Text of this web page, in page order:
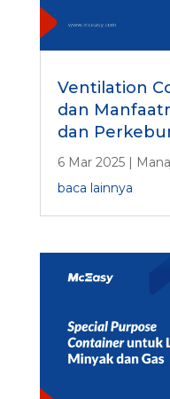
Ventilation
dan
dan
6 Mar 2025|
baca lainnya